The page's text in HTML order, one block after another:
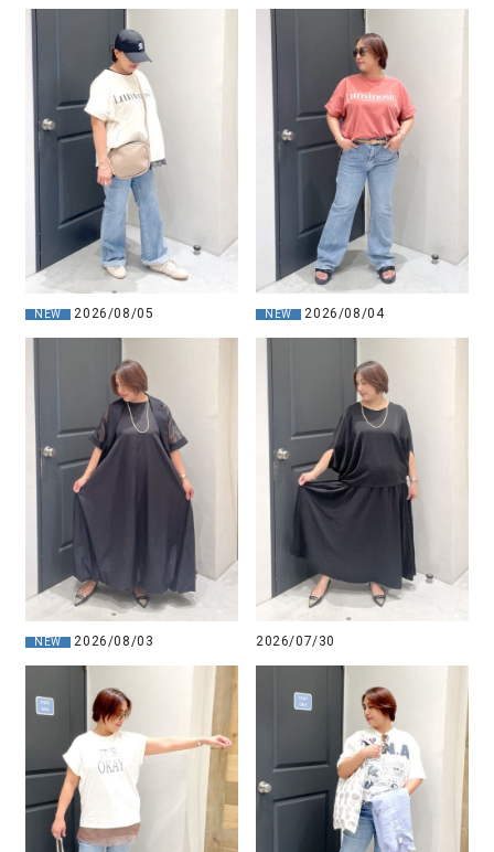
NEW 2026/08/05 NEW 2026/08/04
NEW 2026/08/03 2026/07/30